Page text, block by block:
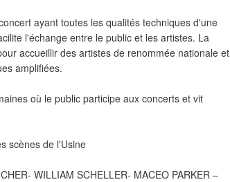
ayant toutes les qualités techniques d'une
l'échange entre le public et les artistes. La
accueillir des artistes de renommée nationale et
amplifiées.
où le public participe aux concerts et vit
scènes de l'Usine
WILLIAM SCHELLER- MACEO PARKER –